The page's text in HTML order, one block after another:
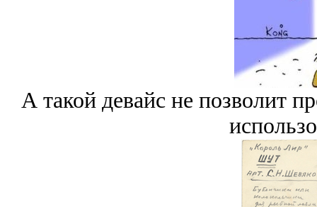
А такой девайс не позволит